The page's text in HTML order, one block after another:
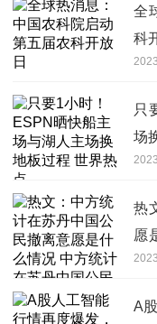
全
科
只
场
热
愿
撤
A